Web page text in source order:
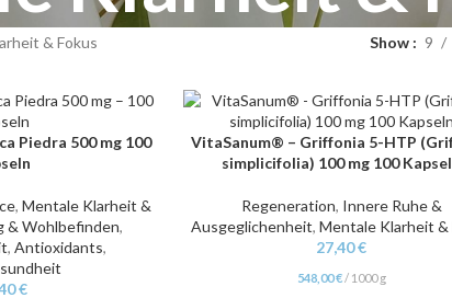
& Fokus Show 9
Piedra 500 mg 100
,Mentale Klarheit &
& Wohlbefinden,
,Antioxidants,
€
IN DEN WARENKORB
VitaSanum® – Griffonia 5-HTP
simplicifolia) 100 mg 100
Regeneration, Innere Ruhe &
Ausgeglichenheit, Mentale Klarheit &
27,40€
548,00€/ 1000 g